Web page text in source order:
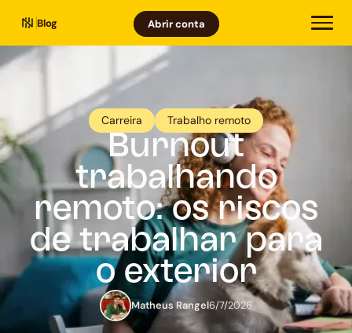
Blog Abrir conta
Carreira Trabalho remoto
Burnout
trabalhando
remoto: os riscos
de trabalhar para
o exterior
Matheus Rangel6/7/2026